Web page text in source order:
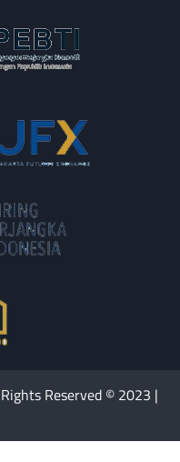
Reserved © 2023 |